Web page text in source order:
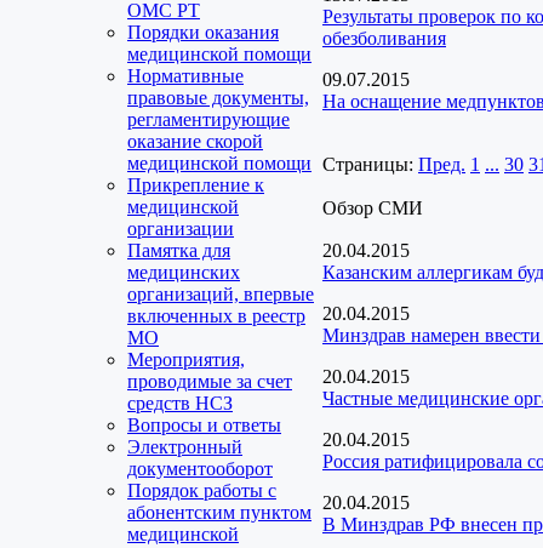
ОМС РТ
Порядки оказания
медицинской помощи
Нормативные
правовые документы,
регламентирующие
оказание скорой
медицинской помощи
Прикрепление к
медицинской
организации
Памятка для
медицинских
организаций, впервые
включенных в реестр
МО
Мероприятия,
проводимые за счет
средств НСЗ
Вопросы и ответы
Электронный
документооборот
Порядок работы с
абонентским пунктом
медицинской
Результаты проверок по
обезболивания
09.07.2015
На оснащение
Страницы: Пред. 1 ... 30
Обзор СМИ
20.04.2015
Казанским аллергикам
20.04.2015
Минздрав намерен
20.04.2015
Частные медицинские
20.04.2015
Россия ратифицировала
20.04.2015
В Минздрав РФ внесен